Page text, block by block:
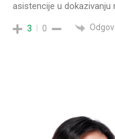
asistencije u dokazivanju
3 0